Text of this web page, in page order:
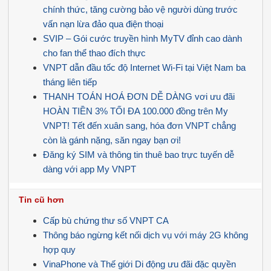
chính thức, tăng cường bảo vệ người dùng trước
vấn nạn lừa đảo qua điện thoại
SVIP – Gói cước truyền hình MyTV đỉnh cao dành
cho fan thể thao đích thực
VNPT dẫn đầu tốc độ Internet Wi-Fi tại Việt Nam ba
tháng liên tiếp
THANH TOÁN HOÁ ĐƠN DỄ DÀNG vơi ưu đãi
HOÀN TIỀN 3% TỐI ĐA 100.000 đồng trên My
VNPT! Tết đến xuân sang, hóa đơn VNPT chẳng
còn là gánh nặng, săn ngay bạn ơi!
Đăng ký SIM và thông tin thuê bao trực tuyến dễ
dàng với app My VNPT
Tin cũ hơn
Cấp bù chứng thư số VNPT CA
Thông báo ngừng kết nối dịch vụ với máy 2G không
hợp quy
VinaPhone và Thế giới Di động ưu đãi đặc quyền